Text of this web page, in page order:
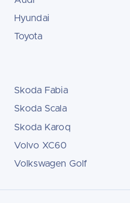
Hyundai
Toyota
Skoda Fabia
Skoda Scala
Skoda Karoq
Volvo XC60
Volkswagen Golf